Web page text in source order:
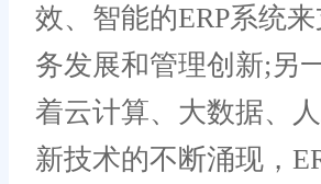
效、智能的ERP系统
务发展和管理创新;另
着云计算、大数据、
新技术的不断涌现，